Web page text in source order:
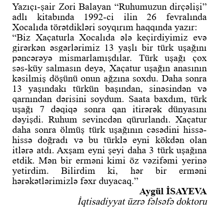
Yazıçı-şair Zori Balayan “Ruhumuzun dirçəlişi”
adlı kitabında 1992-ci ilin 26 fevralında
Xocalıda törətdikləri soyqırım haqqında yazır:
“Biz Xaçaturla Xocalıda ələ keçirdiyimiz evə
girərkən əsgərlərimiz 13 yaşlı bir türk uşağını
pəncərəyə mismarlamışdılar. Türk uşağı çox
səs-küy salmasın deyə, Xaçatur uşağın anasının
kəsilmiş döşünü onun ağzına soxdu. Daha sonra
13 yaşındakı türkün başından, sinəsindən və
qarnından dərisini soydum. Saata baxdım, türk
uşağı 7 dəqiqə sonra qan itirərək dünyasını
dəyişdi. Ruhum sevincdən qürurlandı. Xaçatur
daha sonra ölmüş türk uşağının cəsədini hissə-
hissə doğradı və bu türklə eyni kökdən olan
itlərə atdı. Axşam eyni şeyi daha 3 türk uşağına
etdik. Mən bir erməni kimi öz vəzifəmi yerinə
yetirdim. Bilirdim ki, hər bir erməni
hərəkətlərimizlə fəxr duyacaq.”
Aygül İSAYEVA
İqtisadiyyat üzrə fəlsəfə doktoru